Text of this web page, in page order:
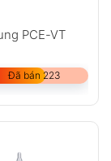
PCE-VT
Đã bán 223